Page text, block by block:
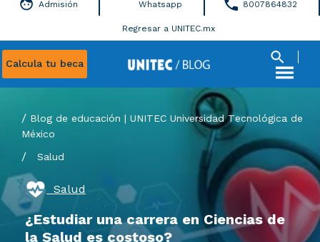
Calcula tu beca
Admisión Whatsapp 8007864832
Regresar a UNITEC.mx
Blog de educación | UNITEC Universidad Tecnológica de
México
/ Salud
Salud
¿Estudiar una carrera en Ciencias de
la Salud es costoso?